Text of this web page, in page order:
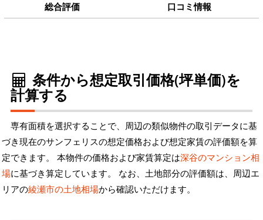
総合評価 口コミ情報
条件から想定取引価格(坪単価)を
計算する
専有面積を選択することで、周辺の類似物件の取引データに基
づき現在のサンフェリスの想定価格および想定家賃の評価額を算
定できます。 本物件の価格および家賃算定は深谷のマンション相
場に基づき算定しています。 なお、土地部分の評価額は、周辺エ
リアの綾瀬市の土地相場から確認いただけます。